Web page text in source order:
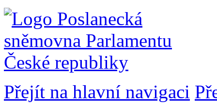
Přejít na hlavní navigaci